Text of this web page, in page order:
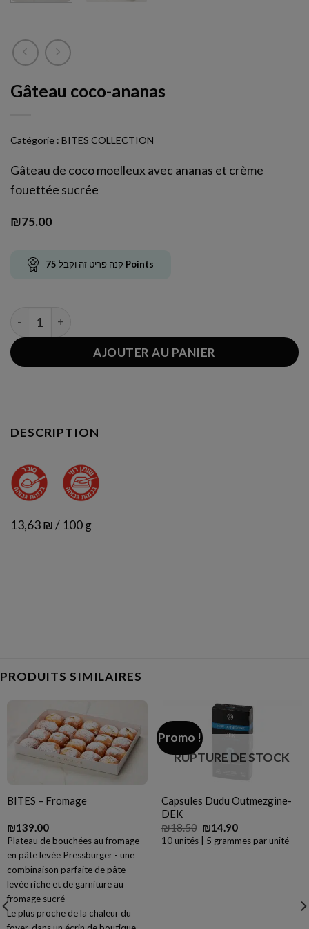
Gâteau coco-ananas
Catégorie : BITES COLLECTION
Gâteau de coco moelleux avec ananas et crème
fouettée sucrée
₪75.00
קנה פריט זה וקבל 75 Points
quantité de Gâteau coco-ananas
AJOUTER AU PANIER
DESCRIPTION
13,63 ₪ / 100 g
PRODUITS SIMILAIRES
BITES – Fromage
₪139.00
Plateau de bouchées au fromage
en pâte levée Pressburger - une
combinaison parfaite de pâte
levée riche et de garniture au
fromage sucré
Le plus proche de la chaleur du
Promo !
RUPTURE DE STOCK
Capsules Dudu Outmezgine-
DEK
₪18.50 Le
prix
initial
₪14.90Le
prix
actuel
10 unités | 5 grammes par unité